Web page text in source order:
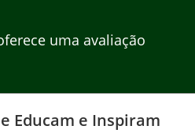
uma avaliação
Educam e Inspiram